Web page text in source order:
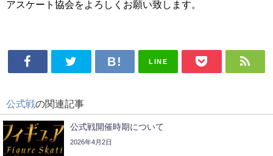
アスケート協会をよろしくお願い致します。
LINE
公式戦の関連記事
公式戦開催時期について
2026年4月2日